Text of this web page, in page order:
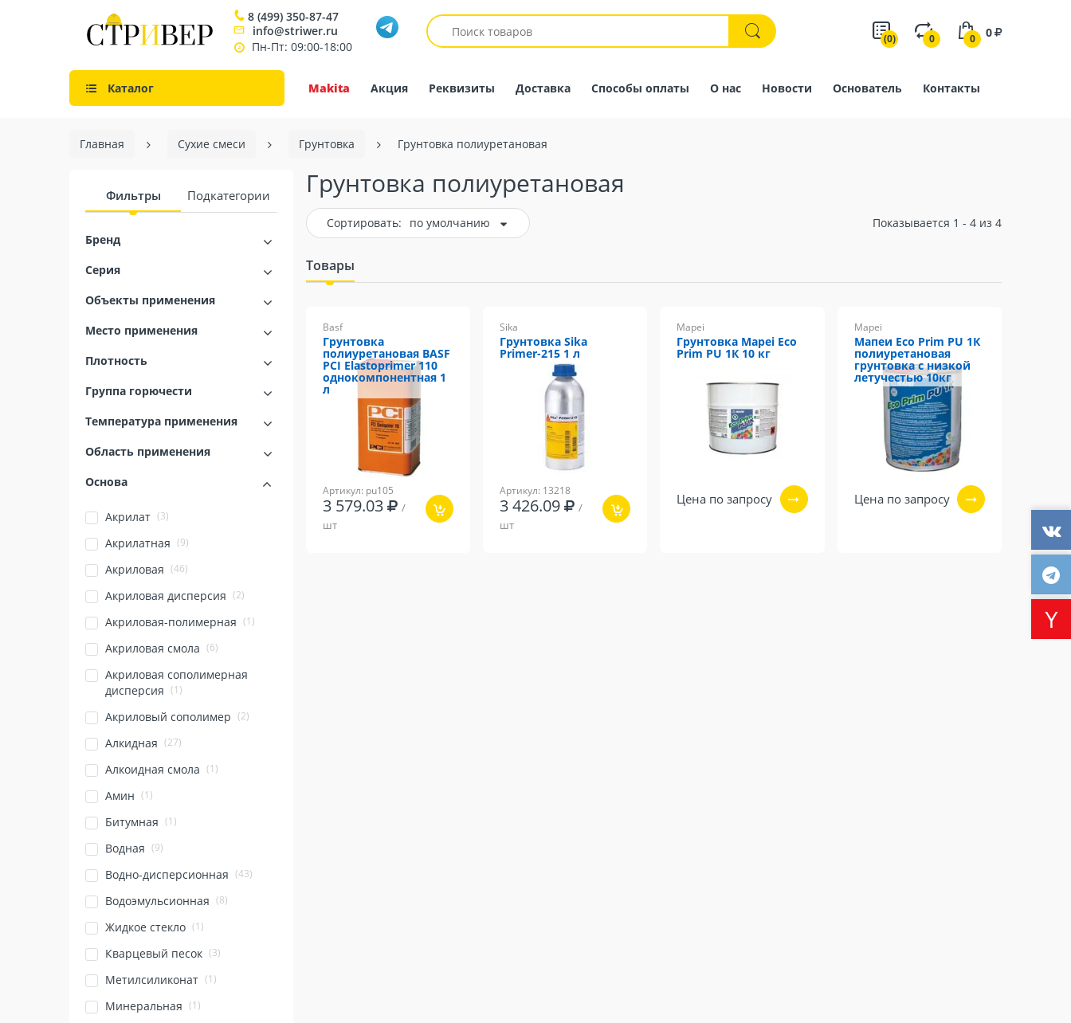
8 (499) 350-87-47
info@striwer.ru
Пн-Пт: 09:00-18:00
(0) 0 0 0
Каталог Makita Акция Реквизиты Доставка Способы оплаты О нас Новости Основатель Контакты
Главная Сухие смеси Грунтовка Грунтовка полиуретановая
Фильтры Подкатегории
Бренд
Серия
Объекты применения
Место применения
Плотность
Группа горючести
Температура применения
Область применения
Основа
Акрилат (3)
Акрилатная (9)
Акриловая (46)
Акриловая дисперсия (2)
Акриловая-полимерная (1)
Акриловая смола (6)
Акриловая сополимерная
дисперсия (1)
Акриловый сополимер (2)
Алкидная (27)
Алкоидная смола (1)
Амин (1)
Битумная (1)
Водная (9)
Водно-дисперсионная (43)
Водоэмульсионная (8)
Жидкое стекло (1)
Кварцевый песок (3)
Метилсиликонат (1)
Минеральная (1)
Грунтовка полиуретановая
Сортировать: по умолчанию Показывается 1 - 4 из 4
Товары
Basf
Грунтовка
полиуретановая BASF
PCI Elastoprimer 110
однокомпонентная 1
л
Артикул: pu105
3 579.03
/
шт
Sika
Грунтовка Sika
Primer-215 1 л
Артикул: 13218
3 426.09
/
шт
Mapei
Грунтовка Mapei Eco
Prim PU 1К 10 кг
Цена по запросу
Mapei
Мапеи Eco Prim PU 1К
полиуретановая
грунтовка с низкой
летучестью 10кг
Цена по запросу